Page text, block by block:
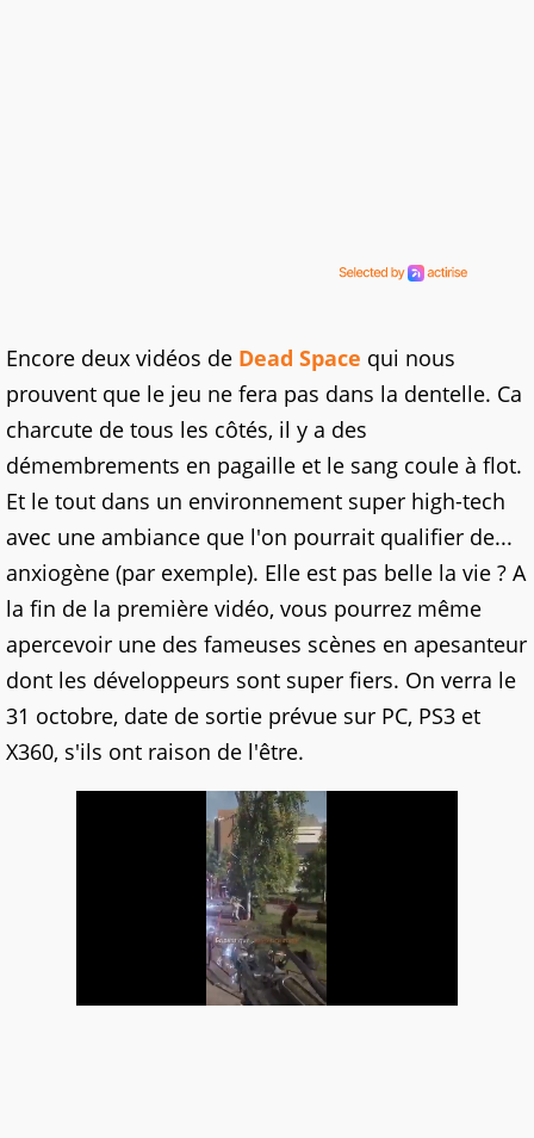
Encore deux vidéos de Dead Space qui nous
prouvent que le jeu ne fera pas dans la dentelle. Ca
charcute de tous les côtés, il y a des
démembrements en pagaille et le sang coule à flot.
Et le tout dans un environnement super high-tech
avec une ambiance que l'on pourrait qualifier de...
anxiogène (par exemple). Elle est pas belle la vie ? A
la fin de la première vidéo, vous pourrez même
apercevoir une des fameuses scènes en apesanteur
dont les développeurs sont super fiers. On verra le
31 octobre, date de sortie prévue sur PC, PS3 et
X360, s'ils ont raison de l'être.